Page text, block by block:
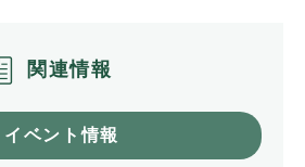
関連情報
イベント情報